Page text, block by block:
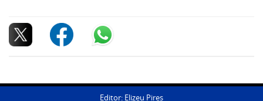
Editor: Elizeu Pires